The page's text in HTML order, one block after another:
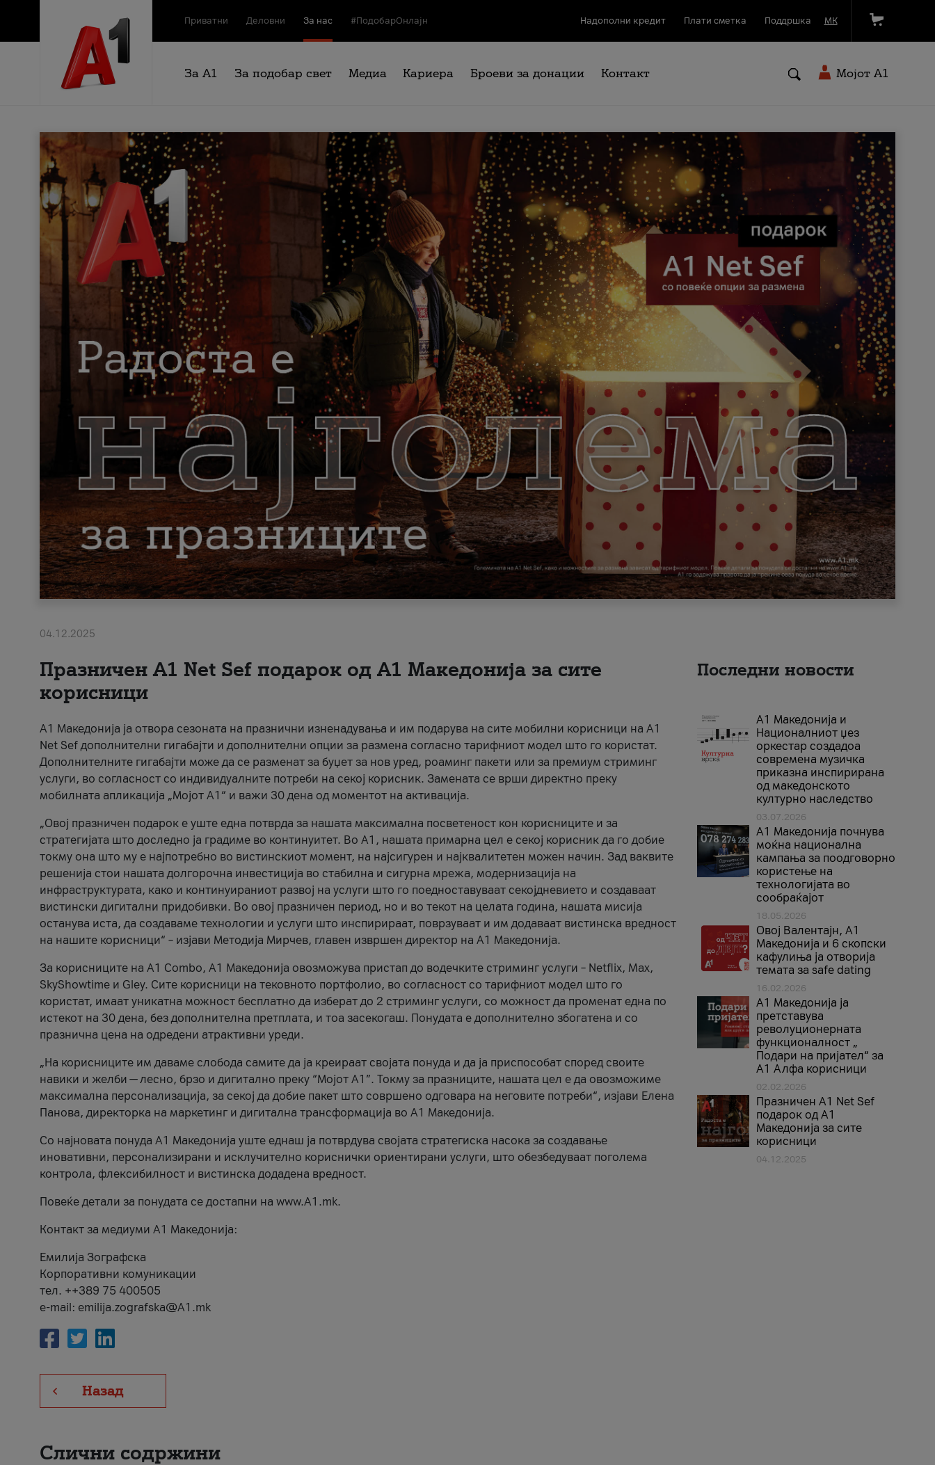
Приватни Деловни За нас #ПодобарОнлајн Надополни кредит Плати сметка Поддршка МК
За А1 За подобар свет Медиа Кариера Броеви за донации Контакт Мојот A1
04.12.2025
Празничен A1 Net Sеf подарок од А1 Македонија за сите
корисници
А1 Македонија ја отвора сезоната на празнични изненадувања и им подарува на сите мобилни корисници на A1
Net Sef дополнителни гигабајти и дополнителни опции за размена согласно тарифниот модел што го користат.
Дополнителните гигабајти може да се разменат за буџет за нов уред, роаминг пакети или за премиум стриминг
услуги, во согласност со индивидуалните потреби на секој корисник. Замената се врши директно преку
мобилната апликација „Мојот А1“ и важи 30 дена од моментот на активација.
„Овој празничен подарок е уште една потврда за нашата максимална посветеност кон корисниците и за
стратегијата што доследно ја градиме во континуитет. Во А1, нашата примарна цел е секој корисник да го добие
токму она што му е најпотребно во вистинскиот момент, на најсигурен и најквалитетен можен начин. Зад ваквите
решенија стои нашата долгорочна инвестиција во стабилна и сигурна мрежа, модернизација на
инфраструктурата, како и континуираниот развој на услуги што го поедноставуваат секојдневието и создаваат
вистински дигитални придобивки. Во овој празничен период, но и во текот на целата година, нашата мисија
останува иста, да создаваме технологии и услуги што инспирираат, поврзуваат и им додаваат вистинска вредност
на нашите корисници“ – изјави Методија Мирчев, главен извршен директор на А1 Македонија.
За корисниците на A1 Combo, А1 Македонија овозможува пристап до водечките стриминг услуги – Netflix, Max,
SkyShowtime и Gley. Сите корисници на тековното портфолио, во согласност со тарифниот модел што го
користат, имаат уникатна можност бесплатно да изберат до 2 стриминг услуги, со можност да променат една по
истекот на 30 дена, без дополнителна претплата, и тоа засекогаш. Понудата е дополнително збогатена и со
празнична цена на одредени атрактивни уреди.
„На корисниците им даваме слобода самите да ја креираат својата понуда и да ја приспособат според своите
навики и желби — лесно, брзо и дигитално преку “Мојот А1”. Токму за празниците, нашата цел е да овозможиме
максимална персонализација, за секој да добие пакет што совршено одговара на неговите потреби“, изјави Елена
Панова, директорка на маркетинг и дигитална трансформација во А1 Македонија.
Со најновата понуда А1 Македонија уште еднаш ја потврдува својата стратегиска насока за создавање
иновативни, персонализирани и исклучително кориснички ориентирани услуги, што обезбедуваат поголема
контрола, флексибилност и вистинска додадена вредност.
Повеќе детали за понудата се достапни на www.А1.mk.
Контакт за медиуми А1 Македонија:
Емилија Зографска
Корпоративни комуникации
тел. ++389 75 400505
e-mail: emilija.zografska@A1.mk
Назад
Последни новости
А1 Македонија и
Националниот џез
оркестар создадоа
современа музичка
приказна инспирирана
од македонското
културно наследство
03.07.2026
A1 Македонија почнува
моќна национална
кампања за поодговорно
користење на
технологијата во
сообраќајот
18.05.2026
Овој Валентајн, A1
Македонија и 6 скопски
кафулиња ја отворија
темата за safe dating
16.02.2026
А1 Македонија ја
претставува
револуционерната
функционалност „
Подари на пријател“ за
А1 Алфа корисници
02.02.2026
Празничен A1 Net Sеf
подарок од А1
Македонија за сите
корисници
04.12.2025
Слични содржини